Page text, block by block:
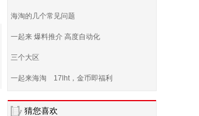
海淘的几个常见问题
一起来 爆料推介 高度自动化
三个大区
一起来海淘 17lht，金币即福利
猜您喜欢